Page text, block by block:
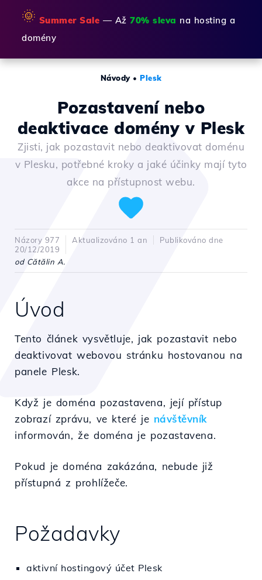
🌞 Summer Sale — Až 70% sleva na hosting a
domény
Návody• Plesk
Pozastavení nebo
deaktivace domény v Plesk
Zjisti, jak pozastavit nebo deaktivovat doménu
v Plesku, potřebné kroky a jaké účinky mají tyto
akce na přístupnost webu.
Názory 977 Aktualizováno 1 an
Publikováno dne
20/12/2019
od Cătălin A.
Úvod
Tento článek vysvětluje, jak pozastavit nebo
deaktivovat webovou stránku hostovanou na
panele Plesk.
Když je doména pozastavena, její přístup
zobrazí zprávu, ve které je návštěvník
informován, že doména je pozastavena.
Pokud je doména zakázána, nebude již
přístupná z prohlížeče.
Požadavky
aktivní hostingový účet Plesk